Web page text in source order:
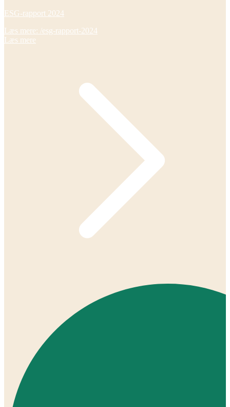
ESG-rapport 2024
Læs mere: /esg-rapport-2024
Læs mere